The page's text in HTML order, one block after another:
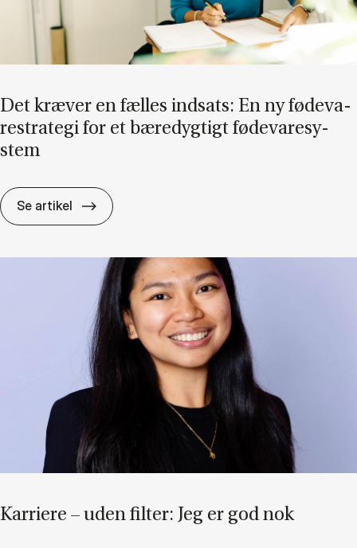
Det kræ­ver en fæl­les ind­sats: En ny fø­de­va­
re­stra­te­gi for et bæ­re­dyg­tigt fø­de­va­re­sy­
stem
Se artikel Det kræ­ver en fæl­les ind­sats: En ny
Kar­ri­e­re – uden fil­ter: Jeg er god nok